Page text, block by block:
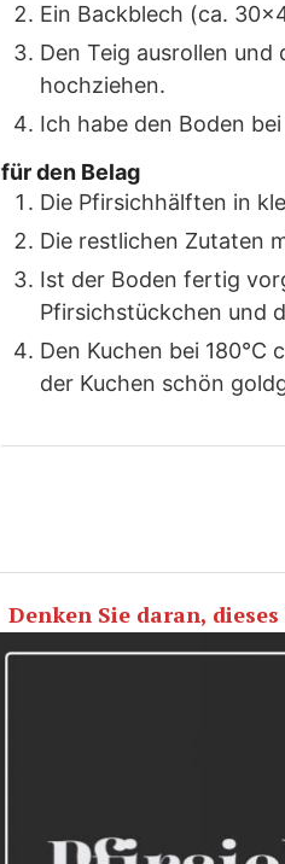
Ein Backblech (ca.
Den Teig ausrollen und
hochziehen.
Ich habe den Boden
für den Belag
Die Pfirsichhälften in
Die restlichen Zutaten
Ist der Boden fertig
Pfirsichstückchen und
Den Kuchen bei 180°C
der Kuchen schön
Denken Sie daran,